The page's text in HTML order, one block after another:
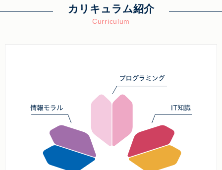
カリキュラム紹介
Curriculum